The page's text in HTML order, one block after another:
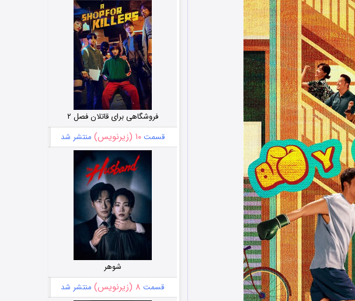
فروشگاهی برای قاتلان فصل ۲
قسمت۱۰ (زیرنویس) منتشر شد
شوهر
قسمت ۸ (زیرنویس) منتشر شد